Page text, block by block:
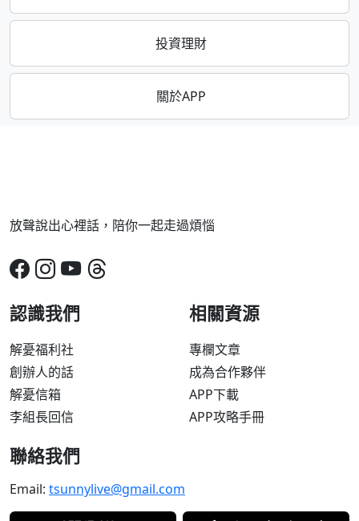
投資理財
關於APP
放聲說出心裡話，陪你一起走過煩惱
認識我們
解憂福利社
創辦人的話
解憂信箱
李組長回信
相關資源
專欄文章
成為合作夥伴
APP下載
APP攻略手冊
聯絡我們
Email: tsunnylive@gmail.com